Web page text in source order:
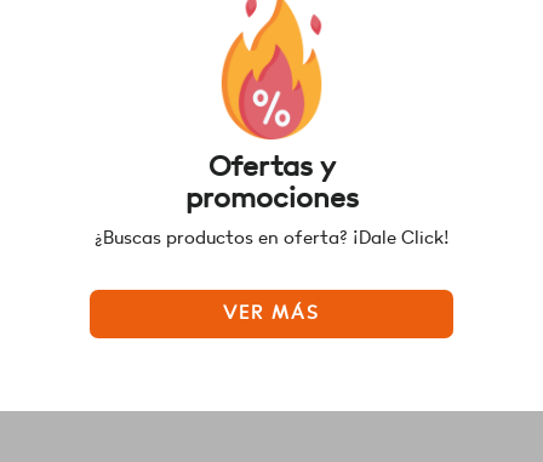
Ofertas y
promociones
¿Buscas productos en oferta? ¡Dale Click!
VER MÁS